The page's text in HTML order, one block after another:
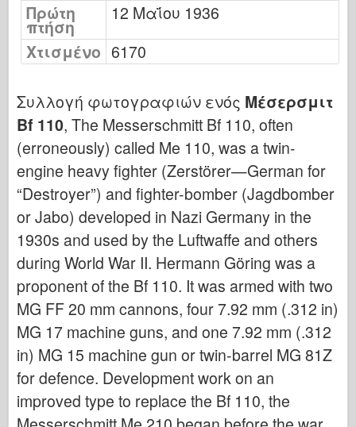
Μπρόνκο
Κυβερνο-Χόμπι
Νεπρόμοντελ
Eduard
Μοντέλο Ε.Τ.
Ωραία καλούπια
Δυνάμεις της Ανδρείας
Φριούλ Μόντελ
Χασεγκάουα
Heller
ΧομπΜπος
Μοντέλα IBG
Icm
Ιταλέρι
Μοντέλο Meng
Πρώτη
πτήση
12 Μαΐου 1936
Χτισμένο 6170
Συλλογή φωτογραφιών ενός Μέσερσμιτ
Bf 110, The Messerschmitt Bf 110, often
(erroneously) called Me 110, was a twin-
engine heavy fighter (Zerstörer—German for
“Destroyer”) and fighter-bomber (Jagdbomber
or Jabo) developed in Nazi Germany in the
1930s and used by the Luftwaffe and others
during World War II. Hermann Göring was a
proponent of the Bf 110. It was armed with two
MG FF 20 mm cannons, four 7.92 mm (.312 in)
MG 17 machine guns, and one 7.92 mm (.312
in) MG 15 machine gun or twin-barrel MG 81Z
for defence. Development work on an
improved type to replace the Bf 110, the